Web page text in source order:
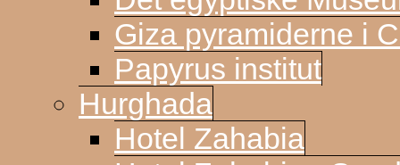
Giza pyramiderne i
Papyrus institut
Hurghada
Hotel Zahabia